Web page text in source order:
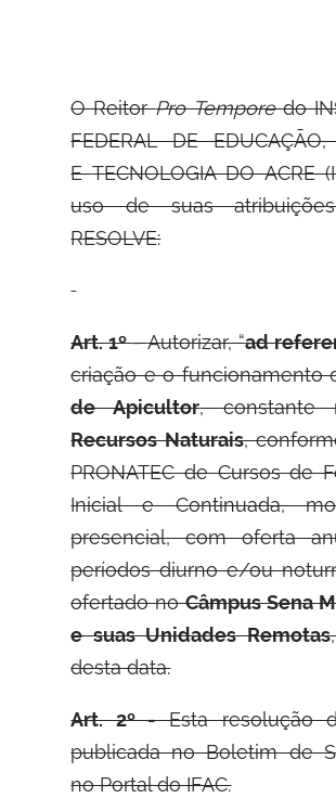
O ReitorPro Temporedo
FEDERAL DE EDUCAÇÃO,
ETECNOLOGIA DO ACRE
uso de suas
RESOLVE:
Art. 1º-Autorizar, “ad
criação e o funcionamento
de Apicultor, constante
Recursos Naturais,
PRONATEC de Cursos de
Inicial e Continuada,
presencial, com oferta
períodos diurno e/ou
ofertado noCâmpus Sena
e suas Unidades Remotas
desta data.
Art. 2º -Esta resolução
publicada no Boletim de
no Portal do IFAC.